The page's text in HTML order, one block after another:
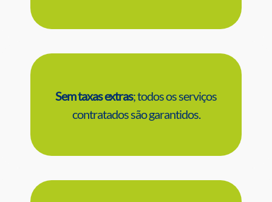
Sem taxas extras; todos os serviços
contratados são garantidos.